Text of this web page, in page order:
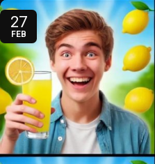
27
FEB